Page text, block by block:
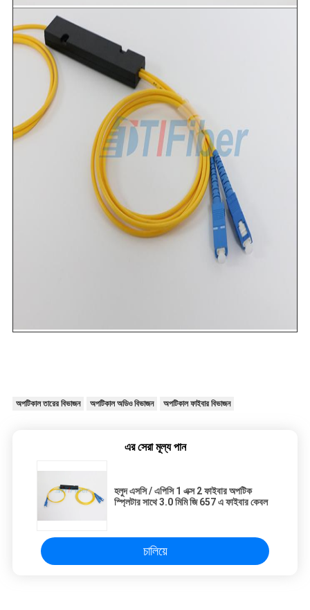
অপটিকাল তারের বিভাজন অপটিকাল অডিও বিভাজন অপটিকাল ফাইবার বিভাজন
এর সেরা মূল্য পান
হলুদ এসসি / এপিসি 1 এক্স 2 ফাইবার অপটিক
স্প্লিটার সাথে 3.0 মিমি জি 657 এ ফাইবার কেবল
চালিয়ে